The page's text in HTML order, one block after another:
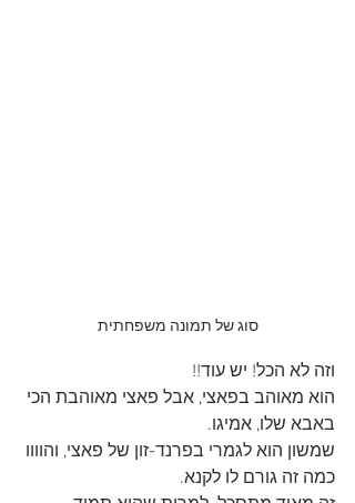
סוג של תמונה משפחתית
וזה לא הכל! יש עוד!!
הוא מאוהב בפאצי, אבל פאצי מאוהבת הכי
באבא שלו, אמיגו.
שמשון הוא לגמרי בפרנד-זון של פאצי, והוווו
כמה זה גורם לו לקנא.